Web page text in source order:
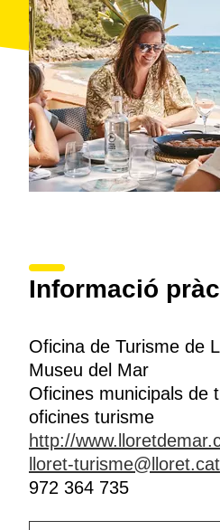
Informació
Oficina de Turisme de
Museu del Mar
Oficines municipals de
oficines turisme
http://
lloret-turisme@lloret.cat
972 364 735